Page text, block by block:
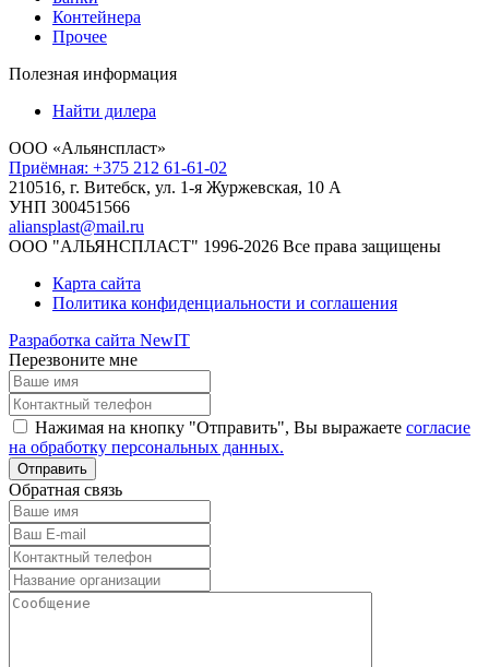
Контейнера
Прочее
Полезная информация
Найти дилера
ООО «Альянспласт»
Приёмная: +375 212 61-61-02
210516, г. Витебск, ул. 1-я Журжевская, 10 А
УНП 300451566
aliansplast@mail.ru
ООО "АЛЬЯНСПЛАСТ" 1996-2026 Все права защищены
Карта сайта
Политика конфиденциальности и соглашения
Разработка сайта NewIT
Перезвоните мне
Нажимая на кнопку "Отправить", Вы выражаете согласие
на обработку персональных данных.
Обратная связь